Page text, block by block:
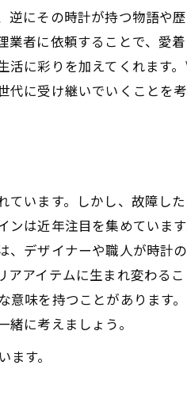
にその時計が持つ物語や
者に依頼することで、愛
に彩りを加えてくれます
に受け継いでいくことを
います。しかし、故障し
は近年注目を集めていま
デザイナーや職人が時計
アイテムに生まれ変わる
味を持つことがあります
に考えましょう。
す。